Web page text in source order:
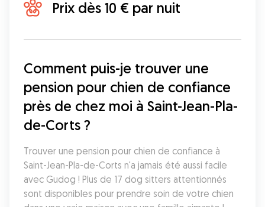
Prix dès 10 € par nuit
Comment puis-je trouver une
pension pour chien de confiance
près de chez moi à Saint-Jean-Pla-
de-Corts ?
Trouver une pension pour chien de confiance à
Saint-Jean-Pla-de-Corts n'a jamais été aussi facile
avec Gudog ! Plus de 17 dog sitters attentionnés
sont disponibles pour prendre soin de votre chien